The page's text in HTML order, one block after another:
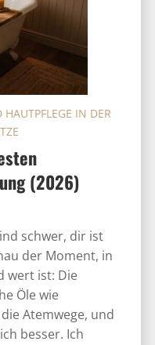
(2026)
IN DER
schwer, dir ist
der Moment, in
wert ist: Die
Öle wie
Atemwege, und
besser. Ich